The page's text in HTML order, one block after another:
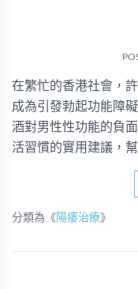
在繁忙的香港社會，
成為引發勃起功能障
酒對男性性功能的負
活習慣的實用建議，
分類為《 陽痿治療》